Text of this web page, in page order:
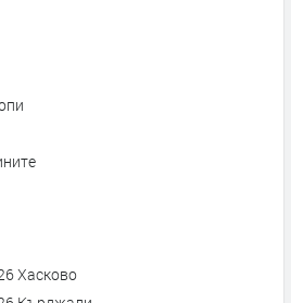
Хасково